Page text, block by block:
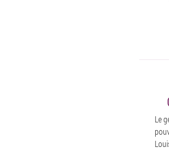
Le